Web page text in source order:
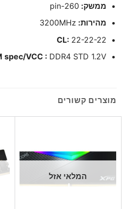
ממשק: 260-pin
מהירות: 3200MHz
CL: 22-22-22
spec/VCC : DDR4 STD 1.2V
מוצרים קשורים
המלאי אזל